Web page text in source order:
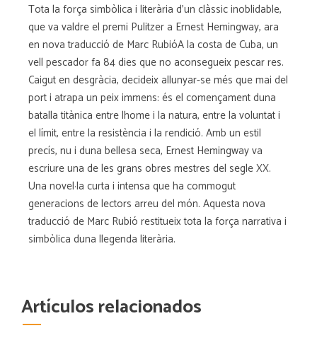
Tota la força simbòlica i literària d'un clàssic inoblidable,
que va valdre el premi Pulitzer a Ernest Hemingway, ara
en nova traducció de Marc RubióA la costa de Cuba, un
vell pescador fa 84 dies que no aconsegueix pescar res.
Caigut en desgràcia, decideix allunyar-se més que mai del
port i atrapa un peix immens: és el començament duna
batalla titànica entre lhome i la natura, entre la voluntat i
el límit, entre la resistència i la rendició. Amb un estil
precís, nu i duna bellesa seca, Ernest Hemingway va
escriure una de les grans obres mestres del segle XX.
Una novel·la curta i intensa que ha commogut
generacions de lectors arreu del món. Aquesta nova
traducció de Marc Rubió restitueix tota la força narrativa i
simbòlica duna llegenda literària.
Artículos relacionados